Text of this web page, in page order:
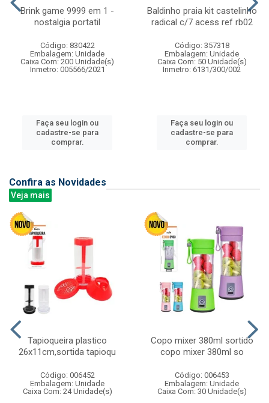
Brink game 9999 em 1 -
nostalgia portatil
Código: 830422
Embalagem: Unidade
Caixa Com: 200 Unidade(s)
Inmetro: 005566/2021
Faça seu login ou
cadastre-se para
comprar.
Baldinho praia kit castelinho
radical c/7 acess ref rb02
Código: 357318
Embalagem: Unidade
Caixa Com: 50 Unidade(s)
Inmetro: 6131/300/002
Faça seu login ou
cadastre-se para
comprar.
Confira as Novidades
Veja mais
Tapioqueira plastico
26x11cm,sortida tapioqu
Código: 006452
Embalagem: Unidade
Caixa Com: 24 Unidade(s)
Copo mixer 380ml sortido
copo mixer 380ml so
Código: 006453
Embalagem: Unidade
Caixa Com: 30 Unidade(s)